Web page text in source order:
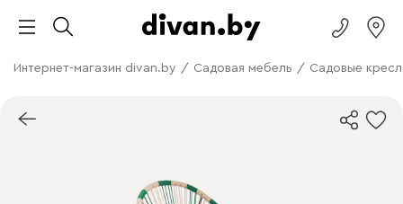
Интернет-магазин divan.by / Садовая мебель / Садовые